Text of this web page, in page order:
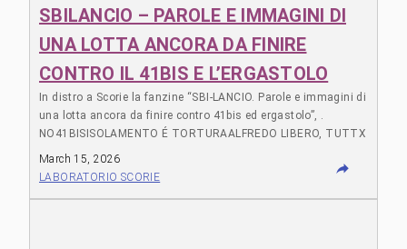
SBILANCIO – PAROLE E IMMAGINI DI
UNA LOTTA ANCORA DA FINIRE
CONTRO IL 41BIS E L’ERGASTOLO
In distro a Scorie la fanzine “SBI-LANCIO. Parole e immagini di
una lotta ancora da finire contro 41bis ed ergastolo”, .
NO41BISISOLAMENTO É TORTURAALFREDO LIBERO, TUTTX
LIBERX La fanzine é benefit per sostenere le inguaiatx
bolognesi per la mobilitazione in solidarietà ad Alfredo.
March 15, 2026
LABORATORIO SCORIE